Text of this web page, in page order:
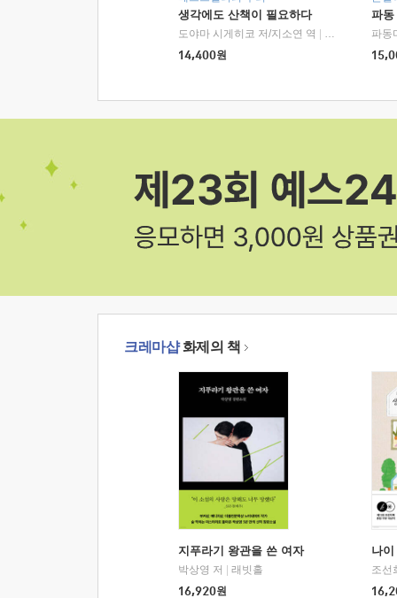
생각에도 산책이 필요하다
도야마 시게히코 저/지소연 역
알에이치코리
14,400원
파동
파동
크레마샵화제의 책
지푸라기 왕관을 쓴 여자
박상영 저
래빗홀
16,920원
나
조선